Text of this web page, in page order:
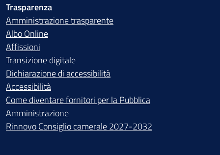
Trasparenza
Amministrazione trasparente
Albo Online
Affissioni
Transizione digitale
Dichiarazione di accessibilità
Accessibilità
Come diventare fornitori per la Pubblica
Amministrazione
Rinnovo Consiglio camerale 2027-2032